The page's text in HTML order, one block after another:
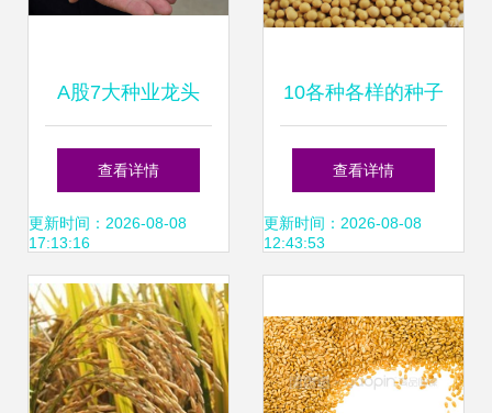
A股7大种业龙头
“种业振兴行动方
案”助力农业“芯”发
展
查看详情
更新时间：2026-08-08
17:13:16
10各种各样的种子
ppt课件ppt
查看详情
更新时间：2026-08-08
12:43:53